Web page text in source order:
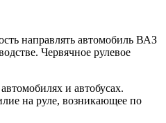
направлять автомобиль ВАЗ
Червячное рулевое
и автобусах.
на руле, возникающее по